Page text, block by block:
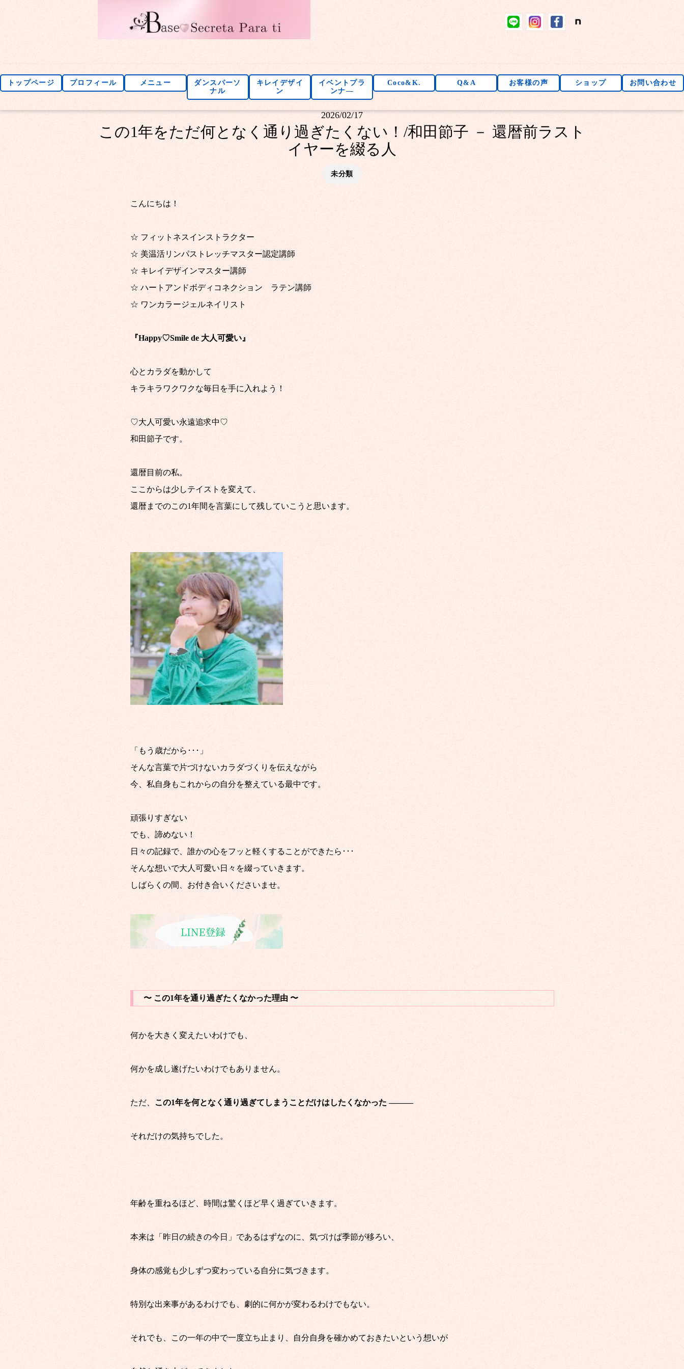
トップページ プロフィール メニュー
ダンスパーソ
ナル
キレイデザイ
ン
イベントプラ
ンナ―
Coco&K. Q&A お客様の声 ショップ お問い合わせ
2026/02/17
この1年をただ何となく通り過ぎたくない！/和田節子 － 還暦前ラスト
イヤーを綴る人
未分類
こんにちは！
☆ フィットネスインストラクター
☆ 美温活リンパストレッチマスター認定講師
☆ キレイデザインマスター講師
☆ ハートアンドボディコネクション ラテン講師
☆ ワンカラージェルネイリスト
『Happy♡Smile de 大人可愛い』
心とカラダを動かして
キラキラワクワクな毎日を手に入れよう！
♡大人可愛い永遠追求中♡
和田節子です。
還暦目前の私。
ここからは少しテイストを変えて、
還暦までのこの1年間を言葉にして残していこうと思います。
「もう歳だから･･･」
そんな言葉で片づけないカラダづくりを伝えながら
今、私自身もこれからの自分を整えている最中です。
頑張りすぎない
でも、諦めない！
日々の記録で、誰かの心をフッと軽くすることができたら･･･
そんな想いで大人可愛い日々を綴っていきます。
しばらくの間、お付き合いくださいませ。
〜 この1年を通り過ぎたくなかった理由 〜
何かを大きく変えたいわけでも、
何かを成し遂げたいわけでもありません。
ただ、 この1年を何となく通り過ぎてしまうことだけはしたくなかった ———
それだけの気持ちでした。
年齢を重ねるほど、時間は驚くほど早く過ぎていきます。
本来は「昨日の続きの今日」であるはずなのに、気づけば季節が移ろい、
身体の感覚も少しずつ変わっている自分に気づきます。
特別な出来事があるわけでも、劇的に何かが変わるわけでもない。
それでも、この一年の中で一度立ち止まり、自分自身を確かめておきたいという想いが